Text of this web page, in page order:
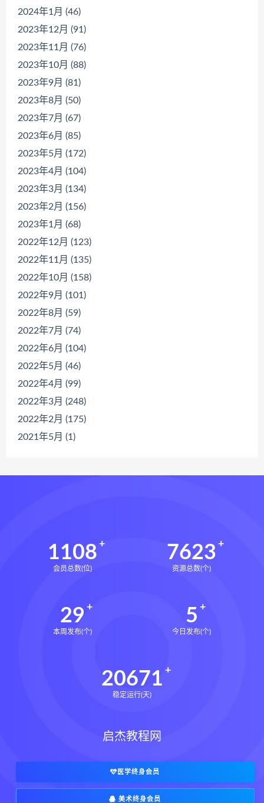
2024年1月 (46)
2023年12月 (91)
2023年11月 (76)
2023年10月 (88)
2023年9月 (81)
2023年8月 (50)
2023年7月 (67)
2023年6月 (85)
2023年5月 (172)
2023年4月 (104)
2023年3月 (134)
2023年2月 (156)
2023年1月 (68)
2022年12月 (123)
2022年11月 (135)
2022年10月 (158)
2022年9月 (101)
2022年8月 (59)
2022年7月 (74)
2022年6月 (104)
2022年5月 (46)
2022年4月 (99)
2022年3月 (248)
2022年2月 (175)
2021年5月 (1)
1108
会员总数(位)
7623
资源总数(个)
29
本周发布(个)
5
今日发布(个)
20671
稳定运行(天)
启杰教程网
医学终身会员
美术终身会员